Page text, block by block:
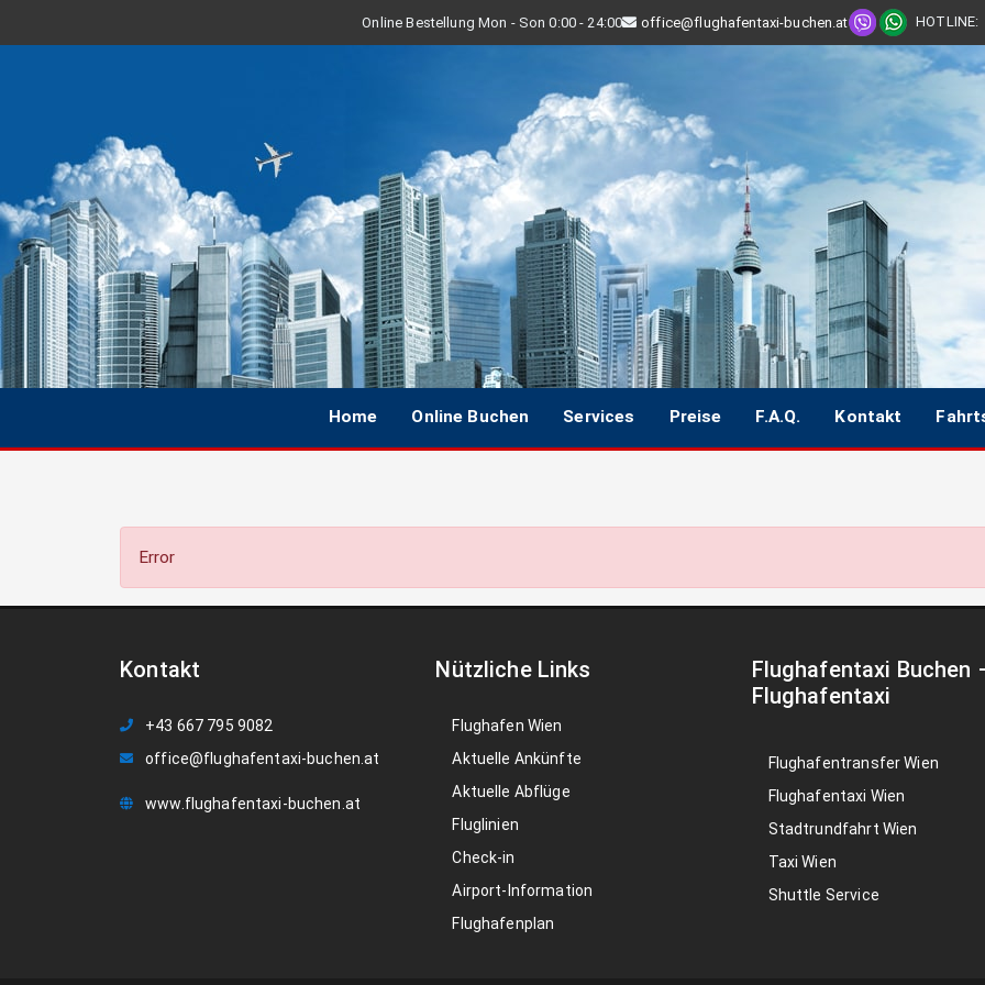
Online Bestellung Mon - Son 0:00 - 24:00 office@flughafentaxi-buchen.at HOTLINE:
Home Online Buchen Services Preise F.A.Q. Kontakt
Error
Kontakt
+43 667 795 9082
office@flughafentaxi-buchen.at
www.flughafentaxi-buchen.at
Nützliche Links
Flughafen Wien
Aktuelle Ankünfte
Aktuelle Abflüge
Fluglinien
Check-in
Airport-Information
Flughafenplan
Flughafentaxi Buchen
Flughafentaxi
Flughafentransfer Wien
Flughafentaxi Wien
Stadtrundfahrt Wien
Taxi Wien
Shuttle Service